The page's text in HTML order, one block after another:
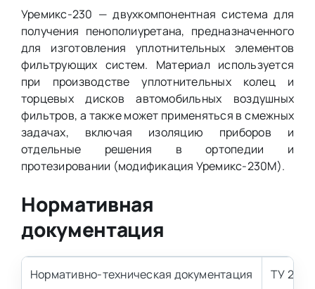
Уремикс-230 — двухкомпонентная система для
получения пенополиуретана, предназначенного
для изготовления уплотнительных элементов
фильтрующих систем. Материал используется
при производстве уплотнительных колец и
торцевых дисков автомобильных воздушных
фильтров, а также может применяться в смежных
задачах, включая изоляцию приборов и
отдельные решения в ортопедии и
протезировании (модификация Уремикс-230М).
Нормативная
документация
Нормативно-техническая документация ТУ